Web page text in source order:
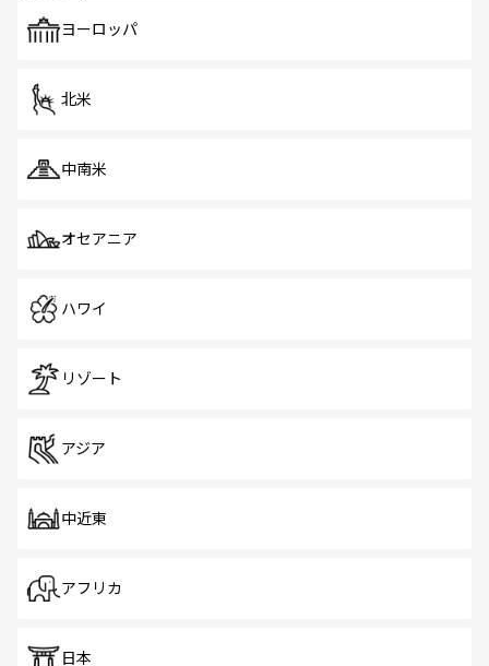
で、ホーカーズは地元の風情を楽しめる外せないスポット
ヨーロッパ
北米
中南米
オセアニア
ハワイ
リゾート
アジア
中近東
アフリカ
日本